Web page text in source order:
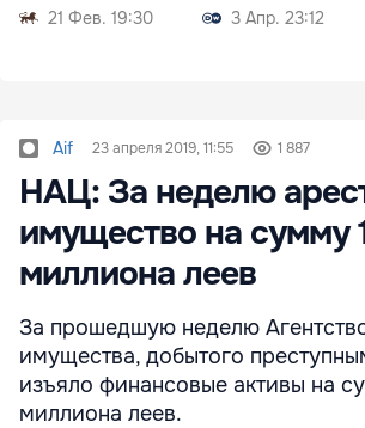
21 Фев. 19:30
3 Апр. 23:12
Aif 23 апреля 2019, 11:55 1 887
НАЦ: За неделю
имущество на сумму
миллиона леев
За прошедшую неделю
имущества, добытого
изъяло финансовые активы на
миллиона леев.